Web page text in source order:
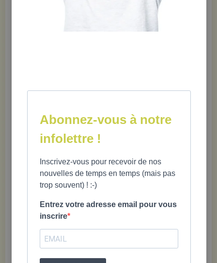
Les Éditions Midi trente garantissent la qualité
notre part.
info@miditrente.ca
votre boutique?
procédez à la finalisation de votre commande,
sélectionner l'option « Ramassage en magasin ». Dès le
moment ou vous recevrez un courriel vous informant que
Abonnez-vous à notre
infolettre !
Inscrivez-vous pour recevoir de nos
nouvelles de temps en temps (mais pas
trop souvent) ! :-)
Entrez votre adresse email pour vous
inscrire